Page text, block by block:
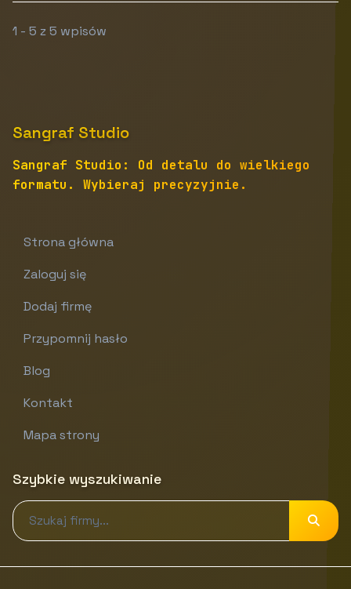
1 - 5 z 5 wpisów
Sangraf Studio
Sangraf Studio: Od detalu do wielkiego
formatu. Wybieraj precyzyjnie.
Strona główna
Zaloguj się
Dodaj firmę
Przypomnij hasło
Blog
Kontakt
Mapa strony
Szybkie wyszukiwanie